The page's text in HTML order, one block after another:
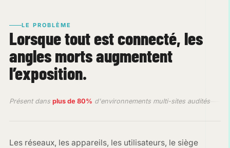
LE PROBLÈME
Lorsque tout est connecté, les
angles morts augmentent
l’exposition.
Présent dans plus de 80% d'environnements multi-sites audités
Les réseaux, les appareils, les utilisateurs, le siège